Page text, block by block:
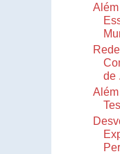
de